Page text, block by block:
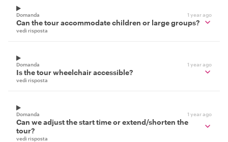
Domanda 1 year ago
Can the tour accommodate children or large groups?
vedi risposta
Domanda 1 year ago
Is the tour wheelchair accessible?
vedi risposta
Domanda 1 year ago
Can we adjust the start time or extend/shorten the
tour?
vedi risposta